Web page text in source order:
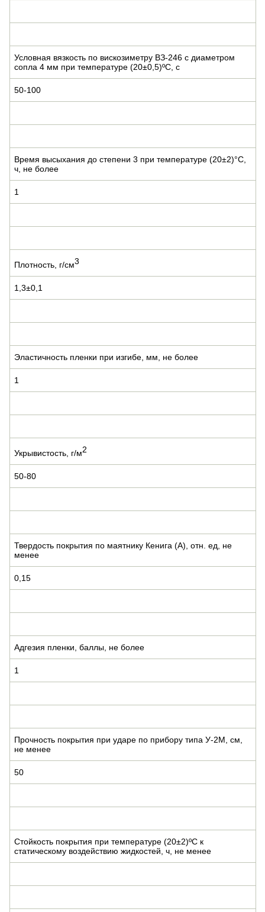
Условная вязкость по вискозиметру ВЗ-246 с диаметром
сопла 4 мм при температуре (20±0,5)ºС, с
50-100
Время высыхания до степени 3 при температуре (20±2)°С,
ч, не более
1
Плотность, г/см3
1,3±0,1
Эластичность пленки при изгибе, мм, не более
1
Укрывистость, г/м2
50-80
Твердость покрытия по маятнику Кенига (А), отн. ед, не
менее
0,15
Адгезия пленки, баллы, не более
1
Прочность покрытия при ударе по прибору типа У-2М, см,
не менее
50
Стойкость покрытия при температуре (20±2)ºС к
статическому воздействию жидкостей, ч, не менее